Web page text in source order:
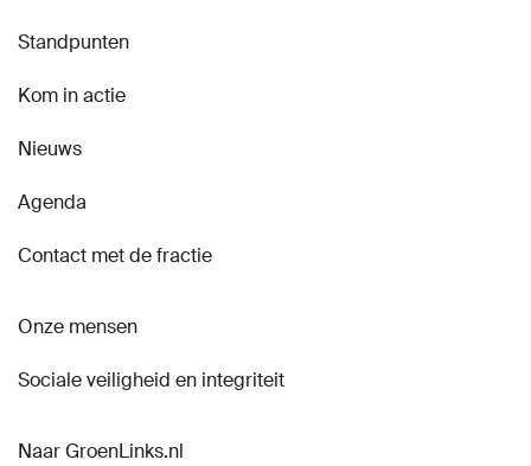
Standpunten
Kom in actie
Nieuws
Agenda
Contact met de fractie
Onze mensen
Sociale veiligheid en integriteit
Naar GroenLinks.nl